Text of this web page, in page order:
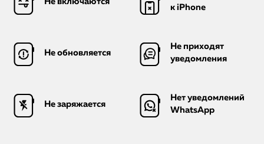
к iPhone
Не обновляется
Не приходят
уведомления
Не заряжается
Нет уведомлений
WhatsApp